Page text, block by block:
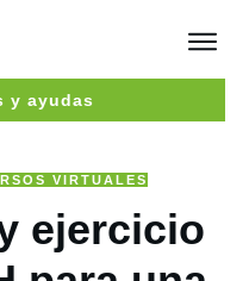
y ayudas
VIRTUALES
ejercicio